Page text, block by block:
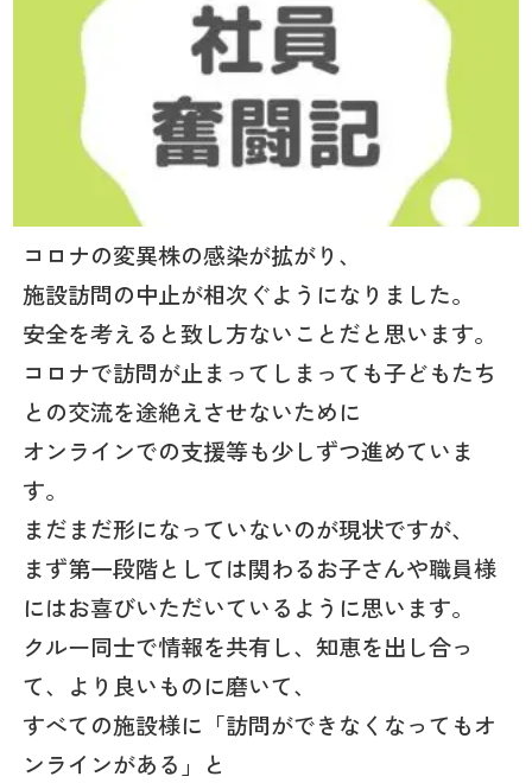
コロナの変異株の感染が拡がり、
施設訪問の中止が相次ぐようになりました。
安全を考えると致し方ないことだと思います。
コロナで訪問が止まってしまっても子どもたち
との交流を途絶えさせないために
オンラインでの支援等も少しずつ進めていま
す。
まだまだ形になっていないのが現状ですが、
まず第一段階としては関わるお子さんや職員様
にはお喜びいただいているように思います。
クルー同士で情報を共有し、知恵を出し合っ
て、より良いものに磨いて、
すべての施設様に「訪問ができなくなってもオ
ンラインがある」と